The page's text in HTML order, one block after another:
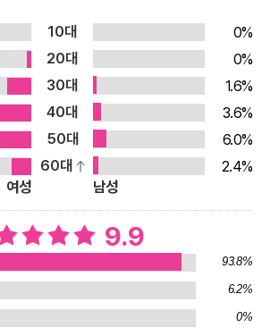
한 사실이 있어요. 그것은 이 그림이 그랜트
라는 거예요.
다시 고향으로 돌아와 멋진 작품을 그려
이루기 위해 긴 여행을 하는 중일지 모릅
랜트처럼, 꿈을 이루기에 충분한 것들을
, 다른 사람들보
기 위해, 또는 남들의 평가를 의식하며 외
력하기도 하지요. 그런 노력이 반복되고,
신을 성장시키는 원동력이 자신의 내부
제로 틸리라는
실 틸리는 작가가 만든 캐릭터랍니다. “소
은 아이디어를 얻었다”는 그랜트 우드의
되었다고 해요. 실제로 많은 예술가가 소
산책시키기와 같은 일상적인 일을 하는
한답니다. 특별하지 않은 일상
10대
0%
20대
0%
30대
1.6%
40대
3.6%
50대
6.0%
60대
2.4%
여성
남성
9.9
93.8%
6.2%
0%